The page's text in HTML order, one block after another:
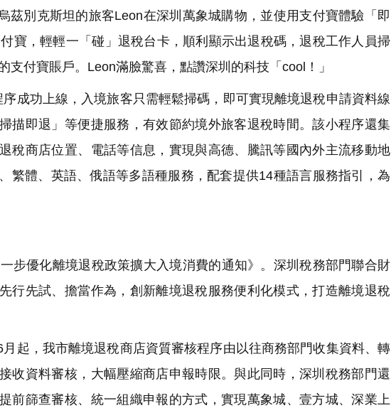
別克斯坦的旅客Leon在深圳萬象城購物，並使用支付寶體驗「即
寶，輕輕一「碰」退稅台卡，順利顯示出退稅碼，退稅工作人員掃
付寶賬戶。Leon滿臉驚喜，點讚深圳的科技「cool！」
成功上線，入境旅客只需輕鬆掃碼，即可實現離境退稅申請資料線
描即退」等便捷服務，有效節約境外旅客退稅時間。該小程序還集
稅商店位置、電話等信息，實現與高德、騰訊等國內外主流移動地
繁體、英語、俄語等多語種服務，配套提供14種語言服務指引，為
步優化離境退稅政策擴大入境消費的通知》。深圳稅務部門聯合財
行先試、擔當作為，創新離境退稅服務便利化模式，打造離境退稅
起，我市離境退稅商店資質審核程序由以往商務部門收集資料、轉
收資料審核，大幅壓縮商店申報時限。與此同時，深圳稅務部門還
前篩查審核、統一組織申報的方式，實現萬象城、壹方城、深業上